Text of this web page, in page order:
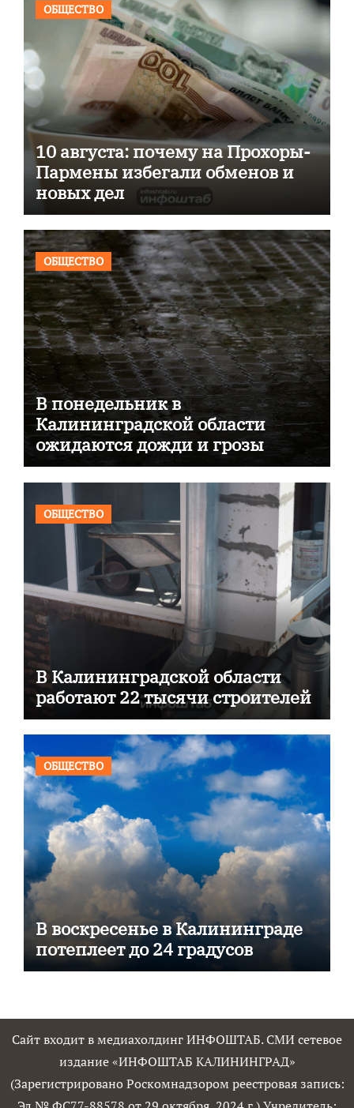
ОБЩЕСТВО
10 августа: почему на Прохоры-
Пармены избегали обменов и
новых дел
ОБЩЕСТВО
В понедельник в
Калининградской области
ожидаются дожди и грозы
ОБЩЕСТВО
В Калининградской области
работают 22 тысячи строителей
ОБЩЕСТВО
В воскресенье в Калининграде
потеплеет до 24 градусов
Сайт входит в медиахолдинг ИНФОШТАБ. СМИ сетевое
издание «ИНФОШТАБ КАЛИНИНГРАД»
(Зарегистрировано Роскомнадзором реестровая запись: